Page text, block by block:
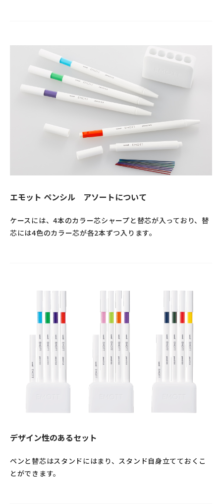
エモット ペンシル アソートについて
ケースには、4本のカラー芯シャープと替芯が入っており、替
芯には4色のカラー芯が各2本ずつ入ります。
デザイン性のあるセット
ペンと替芯はスタンドにはまり、スタンド自身立てておくこ
とができます。